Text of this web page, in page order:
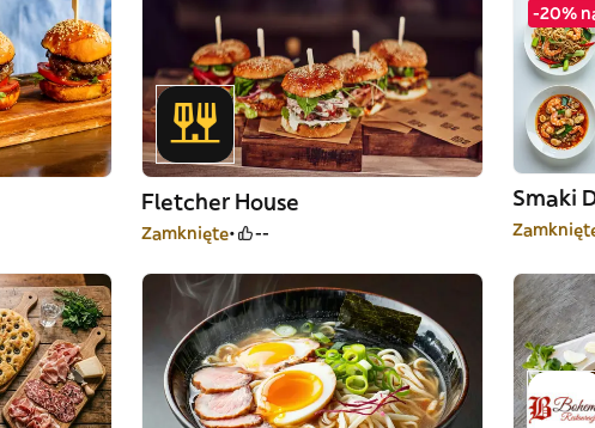
Fletcher House
Zamknięte --
-20%
Smaki